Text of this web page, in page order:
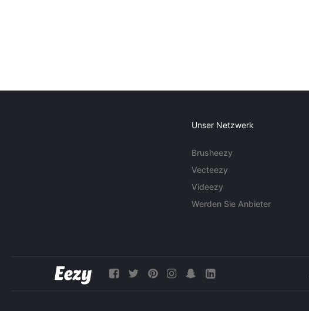
Unser Netzwerk
Brusheezy
Vecteezy
Videezy
Werden Sie Anbieter